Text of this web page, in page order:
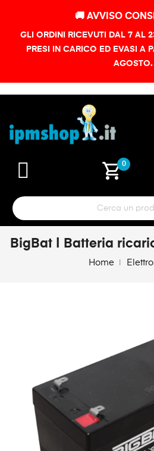
🚚 AVVISO
GLI ORDINI RICEVUTI DAL 7 AL
PRESI IN CARICO ED EVASI A
AGOSTO.
shopping_cart0
BigBat | Batteria
Home